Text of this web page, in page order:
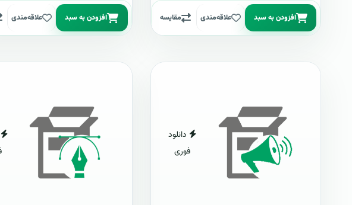
افزودن به سبد علاقه‌مندی مقایسه افزودن به سبد علاقه‌مندی
دانلود
فوری